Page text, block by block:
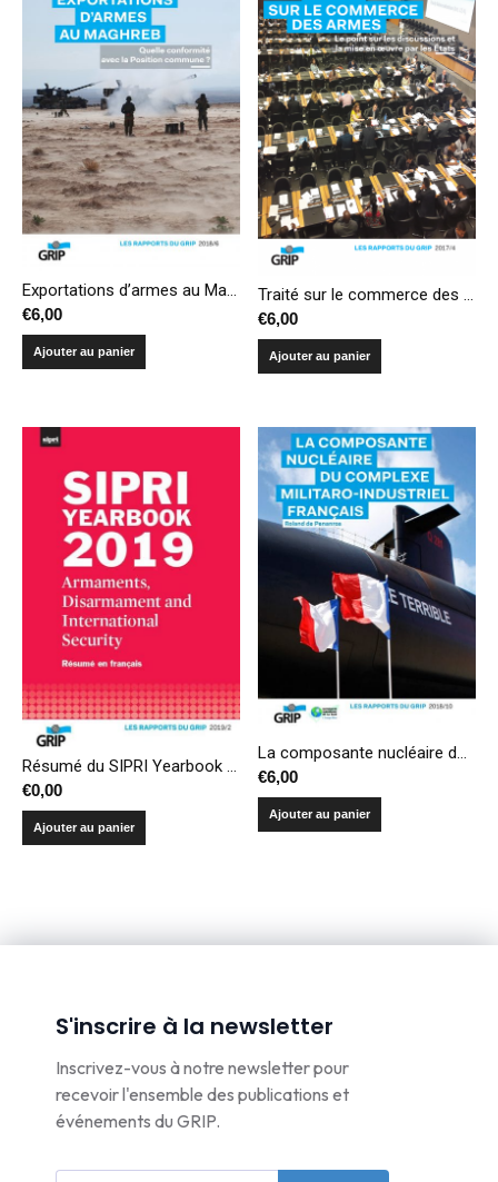
Exportations d’armes au Maghreb : quelle conformité avec la Position commune?
€6,00
Ajouter au panier
Traité sur le commerce des armes – Le point sur les discussions et la mise en oeuvre par les États
€6,00
Ajouter au panier
Résumé du SIPRI Yearbook 2019 – Armements, désarmement et sécurité internationale
€0,00
Ajouter au panier
La composante nucléaire du complexe militaro-industriel français
€6,00
Ajouter au panier
S'inscrire à la newsletter
Inscrivez-vous à notre newsletter pour
recevoir l'ensemble des publications et
événements du GRIP.